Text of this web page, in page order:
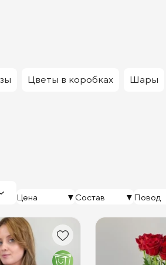
Цветы в коробках Шары
Цена Состав Повод